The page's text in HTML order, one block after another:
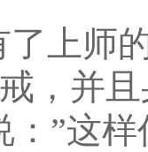
了上师
，并
：”这